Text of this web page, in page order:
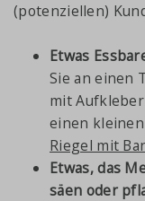
(potenziellen)
Etwas
Sie an einen
mit
einen kleinen
Riegel mit
Etwas, das
säen oder